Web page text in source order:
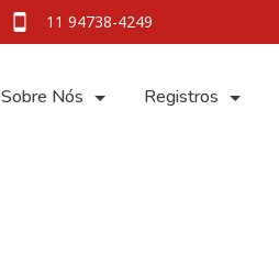
11 94738-4249
Sobre Nós Registros